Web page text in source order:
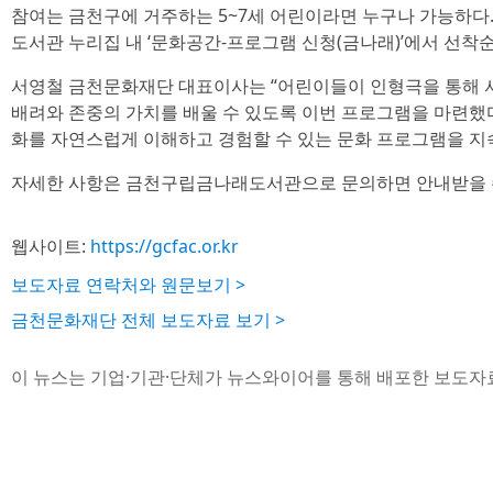
참여는 금천구에 거주하는 5~7세 어린이라면 누구나 가능하
도서관 누리집 내 ‘문화공간-프로그램 신청(금나래)’에서 선착
서영철 금천문화재단 대표이사는 “어린이들이 인형극을 통해
배려와 존중의 가치를 배울 수 있도록 이번 프로그램을 마련
화를 자연스럽게 이해하고 경험할 수 있는 문화 프로그램을
자세한 사항은 금천구립금나래도서관으로 문의하면 안내받을
웹사이트: https://gcfac.or.kr
보도자료 연락처와 원문보기 >
금천문화재단 전체 보도자료 보기 >
이 뉴스는 기업·기관·단체가 뉴스와이어를 통해 배포한 보도